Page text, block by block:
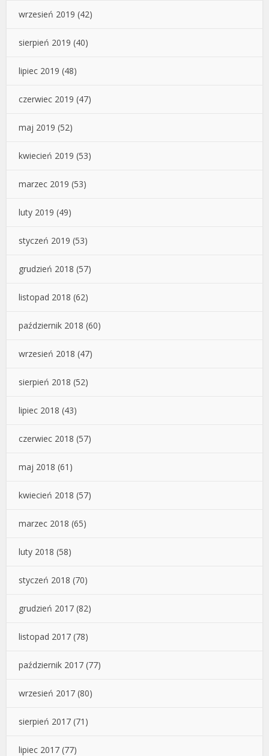
wrzesień 2019 (42)
sierpień 2019 (40)
lipiec 2019 (48)
czerwiec 2019 (47)
maj 2019 (52)
kwiecień 2019 (53)
marzec 2019 (53)
luty 2019 (49)
styczeń 2019 (53)
grudzień 2018 (57)
listopad 2018 (62)
październik 2018 (60)
wrzesień 2018 (47)
sierpień 2018 (52)
lipiec 2018 (43)
czerwiec 2018 (57)
maj 2018 (61)
kwiecień 2018 (57)
marzec 2018 (65)
luty 2018 (58)
styczeń 2018 (70)
grudzień 2017 (82)
listopad 2017 (78)
październik 2017 (77)
wrzesień 2017 (80)
sierpień 2017 (71)
lipiec 2017 (77)